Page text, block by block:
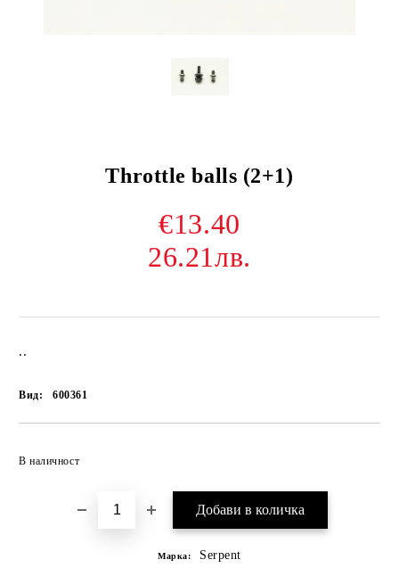
Throttle balls (2+1)
€13.40
26.21лв.
..
Вид: 600361
В наличност
Марка: Serpent